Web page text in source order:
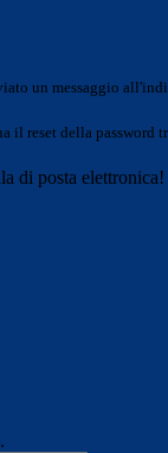
un messaggio
il reset della password
di posta elettronica!